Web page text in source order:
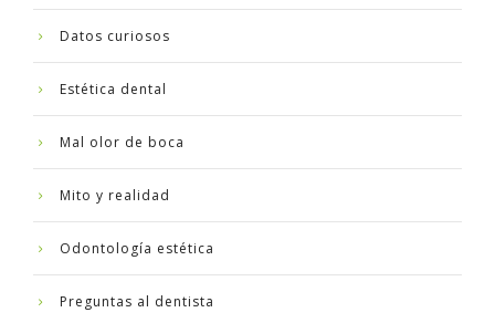
Datos curiosos
Estética dental
Mal olor de boca
Mito y realidad
Odontología estética
Preguntas al dentista